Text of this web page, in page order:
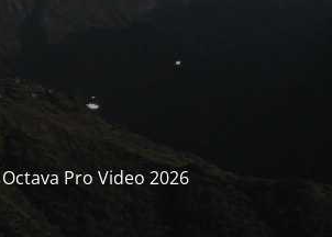
Pro Video 2026